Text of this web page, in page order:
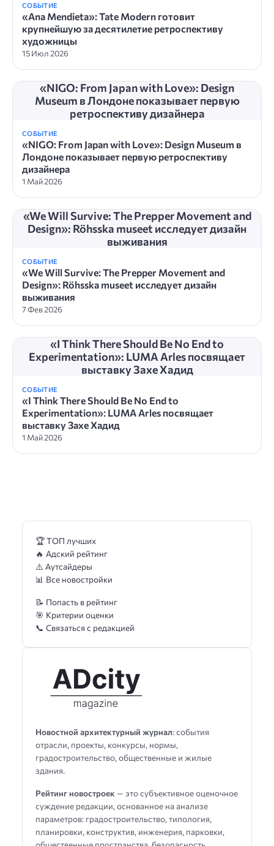
СОБЫТИЕ
«Ana Mendieta»: Tate Modern готовит
крупнейшую за десятилетие ретроспективу
художницы
15 Июл 2026
«NIGO: From Japan with Love»: Design
Museum в Лондоне показывает первую
ретроспективу дизайнера
СОБЫТИЕ
«NIGO: From Japan with Love»: Design Museum в
Лондоне показывает первую ретроспективу
дизайнера
1 Май 2026
«We Will Survive: The Prepper Movement and
Design»: Röhsska museet исследует дизайн
выживания
СОБЫТИЕ
«We Will Survive: The Prepper Movement and
Design»: Röhsska museet исследует дизайн
выживания
7 Фев 2026
«I Think There Should Be No End to
Experimentation»: LUMA Arles посвящает
выставку Захе Хадид
СОБЫТИЕ
«I Think There Should Be No End to
Experimentation»: LUMA Arles посвящает
выставку Захе Хадид
1 Май 2026
Новостной архитектурный журнал: события
отрасли, проекты, конкурсы, нормы,
градостроительство, общественные и жилые
здания.
Рейтинг новостроек — это субъективное оценочное
суждение редакции, основанное на анализе
параметров: градостроительство, типология,
планировки, конструктив, инженерия, парковки,
🏆 ТОП лучших
🔥 Адский рейтинг
⚠️ Аутсайдеры
📊 Все новостройки
📝 Попасть в рейтинг
🎯 Критерии оценки
📞 Связаться с редакцией